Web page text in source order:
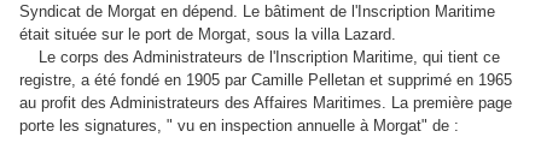
Syndicat de Morgat en dépend. Le bâtiment de l'Inscription Maritime
était située sur le port de Morgat, sous la villa Lazard.
Le corps des Administrateurs de l'Inscription Maritime, qui tient ce
registre, a été fondé en 1905 par Camille Pelletan et supprimé en 1965
au profit des Administrateurs des Affaires Maritimes. La première page
porte les signatures, " vu en inspection annuelle à Morgat" de :